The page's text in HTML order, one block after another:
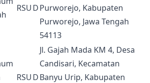
RSUDPurworejo, Kabupaten
Purworejo, Jawa Tengah
54113
RSUD
Jl. Gajah Mada KM 4, Desa
Candisari, Kecamatan
Banyu Urip, Kabupaten